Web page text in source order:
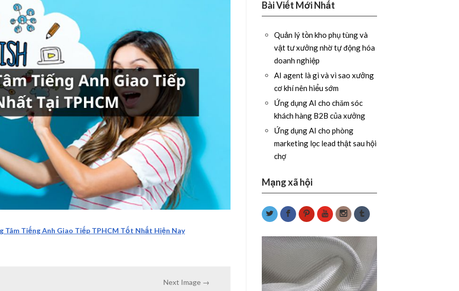
Tâm Tiếng Anh Giao Tiếp TPHCM Tốt Nhất Hiện Nay
Next Image →
Bài Viết Mới Nhất
Quản lý tồn kho phụ tùng và
vật tư xưởng nhờ tự động hóa
doanh nghiệp
AI agent là gì và vì sao xưởng
cơ khí nên hiểu sớm
Ứng dụng AI cho chăm sóc
khách hàng B2B của xưởng
Ứng dụng AI cho phòng
marketing lọc lead thật sau hội
chợ
Mạng xã hội